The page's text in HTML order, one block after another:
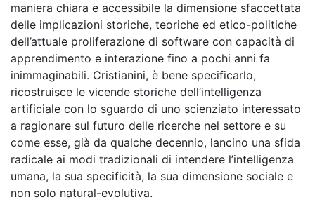
maniera chiara e accessibile la dimensione sfaccettata
delle implicazioni storiche, teoriche ed etico-politiche
dell’attuale proliferazione di software con capacità di
apprendimento e interazione fino a pochi anni fa
inimmaginabili. Cristianini, è bene specificarlo,
ricostruisce le vicende storiche dell’intelligenza
artificiale con lo sguardo di uno scienziato interessato
a ragionare sul futuro delle ricerche nel settore e su
come esse, già da qualche decennio, lancino una sfida
radicale ai modi tradizionali di intendere l’intelligenza
umana, la sua specificità, la sua dimensione sociale e
non solo natural-evolutiva.